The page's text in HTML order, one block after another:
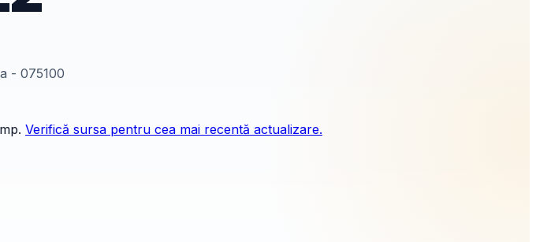
- 075100
Verifică sursa pentru cea mai recentă actualizare.